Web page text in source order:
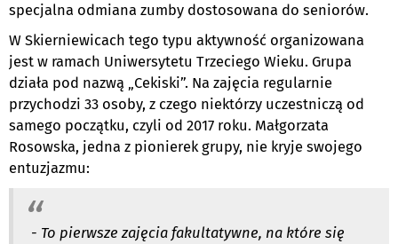
specjalna odmiana zumby dostosowana do seniorów.
W Skierniewicach tego typu aktywność organizowana
jest w ramach Uniwersytetu Trzeciego Wieku. Grupa
działa pod nazwą „Cekiski”. Na zajęcia regularnie
przychodzi 33 osoby, z czego niektórzy uczestniczą od
samego początku, czyli od 2017 roku. Małgorzata
Rosowska, jedna z pionierek grupy, nie kryje swojego
entuzjazmu:
- To pierwsze zajęcia fakultatywne, na które się